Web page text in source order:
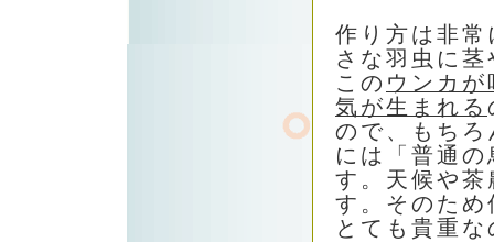
作り方は非
さな羽虫に
この ウンカ
気が生まれる
ので、もち
には「普通
す。天候や
す。そのた
とても貴重